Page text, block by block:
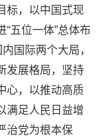
标，以中国式现
五位一体”总体布
国际两个大局，
发展格局，坚持
心，以推动高质
满足人民日益增
治党为根本保